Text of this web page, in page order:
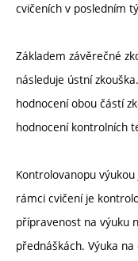
cvičeních v posledním
Základem závěrečné
následuje ústní
hodnocení obou částí
hodnocení kontrolních
Kontrolovanopu
rámci cvičení je
přípravenost na výuku
přednáškách. Výuka